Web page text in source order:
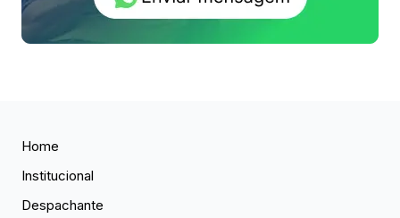
Home
Institucional
Despachante